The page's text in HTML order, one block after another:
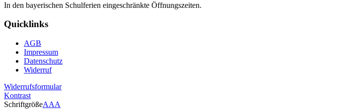
In den bayerischen Schulferien eingeschränkte Öffnungszeiten.
Quicklinks
AGB
Impressum
Datenschutz
Widerruf
Widerrufsformular
Kontrast
SchriftgrößeAAA